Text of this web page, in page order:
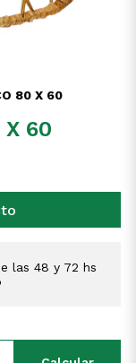
80 X 60
X 60
las 48 y 72 hs